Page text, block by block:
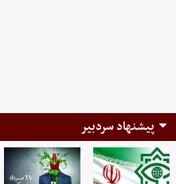
پیشنهاد سردبیر